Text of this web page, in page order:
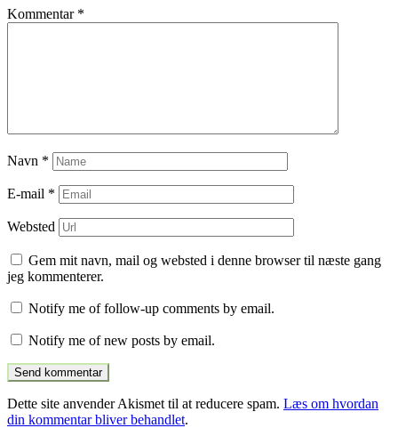
Kommentar *
Navn *
E-mail *
Websted
Gem mit navn, mail og websted i denne browser til næste gang
jeg kommenterer.
Notify me of follow-up comments by email.
Notify me of new posts by email.
Dette site anvender Akismet til at reducere spam. Læs om hvordan
din kommentar bliver behandlet.